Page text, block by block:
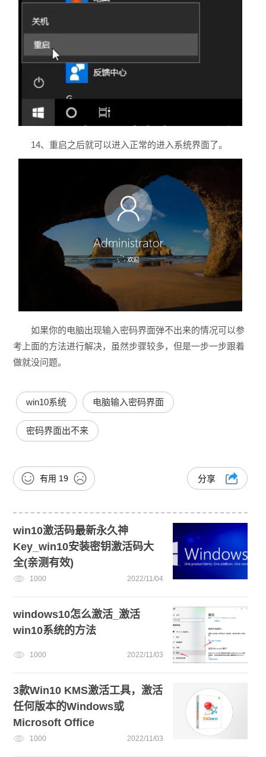
14、重启之后就可以进入正常的进入系统界面了。
如果你的电脑出现输入密码界面弹不出来的情况可以参
考上面的方法进行解决，虽然步骤较多，但是一步一步跟着
做就没问题。
win10系统 电脑输入密码界面
密码界面出不来
有用 19 分享
win10激活码最新永久神
Key_win10安装密钥激活码大
全(亲测有效)
1000 2022/11/04
windows10怎么激活_激活
win10系统的方法
1000 2022/11/03
3款Win10 KMS激活工具，激活
任何版本的Windows或
Microsoft Office
1000 2022/11/03